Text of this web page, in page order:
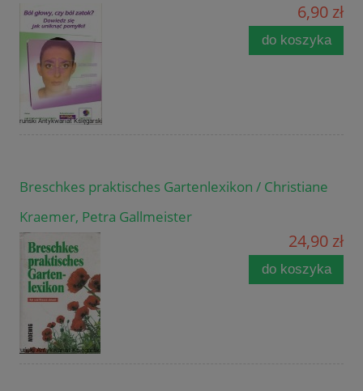
6,90 zł
do koszyka
Breschkes praktisches Gartenlexikon / Christiane
Kraemer, Petra Gallmeister
24,90 zł
do koszyka